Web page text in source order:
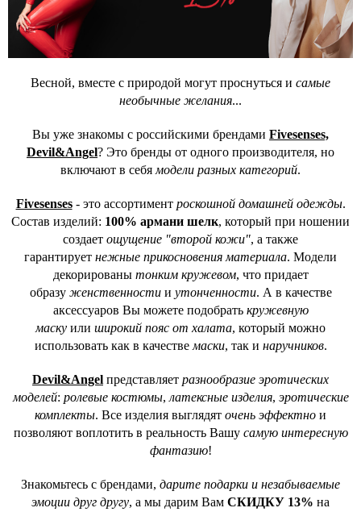
Весной, вместе с природой могут проснуться и самые
необычные желания...
Вы уже знакомы с российскими брендами Fivesenses,
Devil&Angel? Это бренды от одного производителя, но
включают в себя модели разных категорий.
Fivesenses- это ассортимент роскошной домашней одежды.
Состав изделий: 100% армани шелк, который при ношении
создает ощущение "второй кожи", а также
гарантирует нежные прикосновения материала. Модели
декорированы тонким кружевом, что придает
образу женственности и утонченности. А в качестве
аксессуаров Вы можете подобрать кружевную
маску или широкий пояс от халата, который можно
использовать как в качестве маски, так и наручников.
Devil&Angel представляет разнообразие эротических
моделей: ролевые костюмы, латексные изделия, эротические
комплекты. Все изделия выглядят очень эффектно и
позволяют воплотить в реальность Вашу самую интересную
фантазию!
Знакомьтесь с брендами, дарите подарки и незабываемые
эмоции друг другу, а мы дарим Вам СКИДКУ 13% на